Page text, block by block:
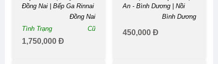
Đồng Nai | Bếp Ga Rinnai
2 Bếp Có Lò Nướng ...
Đồng Nai
Tình Trạng
Cũ
1,750,000 Đ
An - Bình Dương | Nồi
Nấu Chậm Mammy 1-1.5
Bình Dương
450,000 Đ